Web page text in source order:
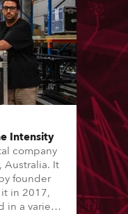
Intensity
company
Australia. It
founder
in 2017,
in a variety